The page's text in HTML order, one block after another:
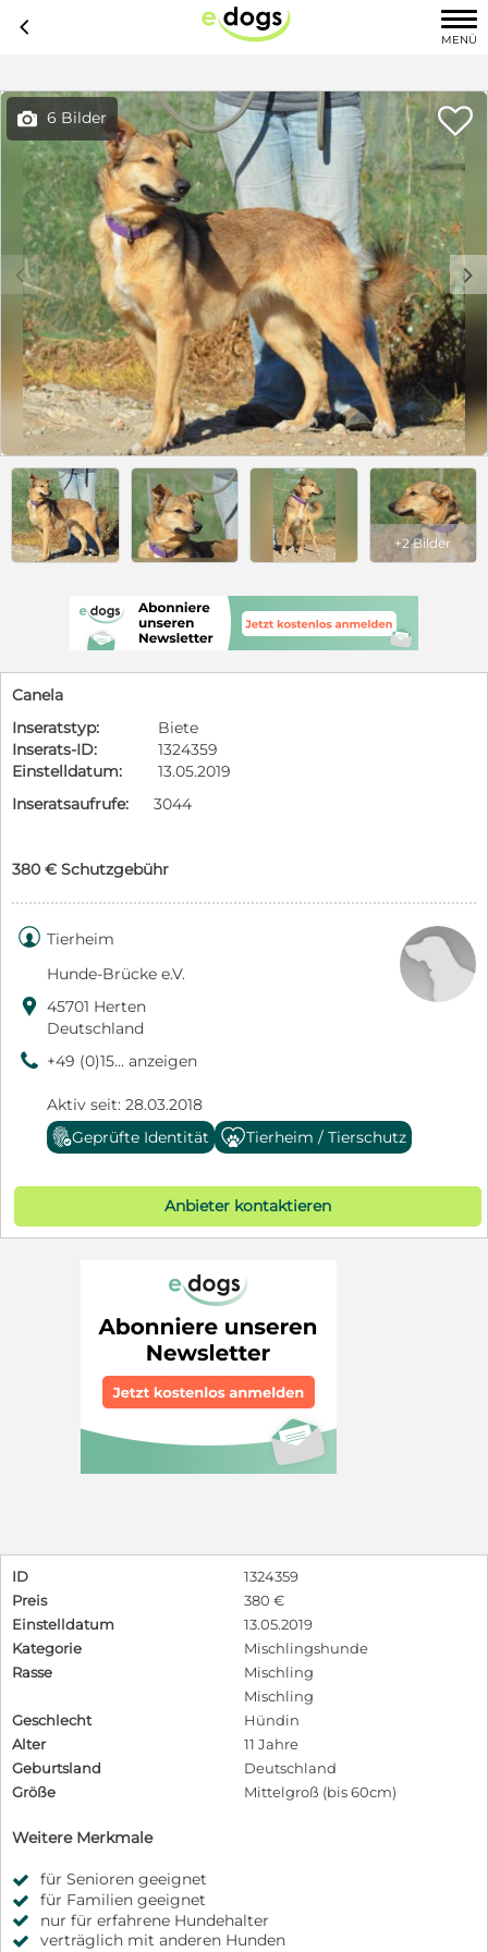
c
MENÜ
 6 Bilder 
c d
+2 Bilder
Canela
Inseratstyp:
Biete
Inserats-ID:
1324359
Einstelldatum:
13.05.2019
Inseratsaufrufe:
3044
380 € Schutzgebühr
 Tierheim
Hunde-Brücke e.V.
 45701 Herten
Deutschland
9 +49 (0)15... anzeigen
Aktiv seit: 28.03.2018
Geprüfte Identität
Tierheim / Tierschutz
Anbieter kontaktieren
ID
1324359
Preis
380 €
Einstelldatum
13.05.2019
Kategorie
Mischlingshunde
Rasse
Mischling
Mischling
Geschlecht
Hündin
Alter
11 Jahre
Geburtsland
Deutschland
Größe
Mittelgroß (bis 60cm)
Weitere Merkmale
für Senioren geeignet
für Familien geeignet
nur für erfahrene Hundehalter
verträglich mit anderen Hunden